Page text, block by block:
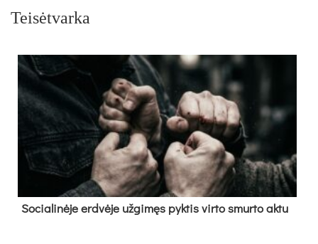
Teisėtvarka
So­cia­li­nė­je erd­vė­je už­gi­męs pyk­tis vir­to smur­to ak­tu